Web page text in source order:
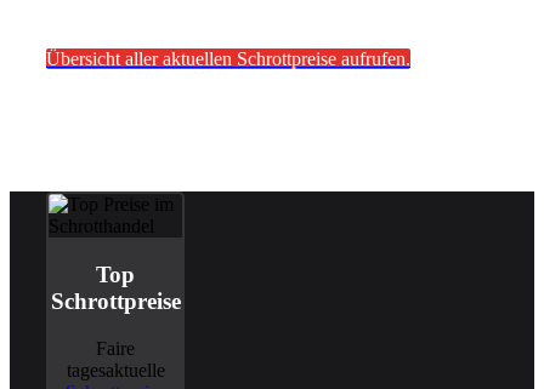
Übersicht aller aktuellen Schrottpreise aufrufen.
Top
Schrottpreise
Faire
tagesaktuelle